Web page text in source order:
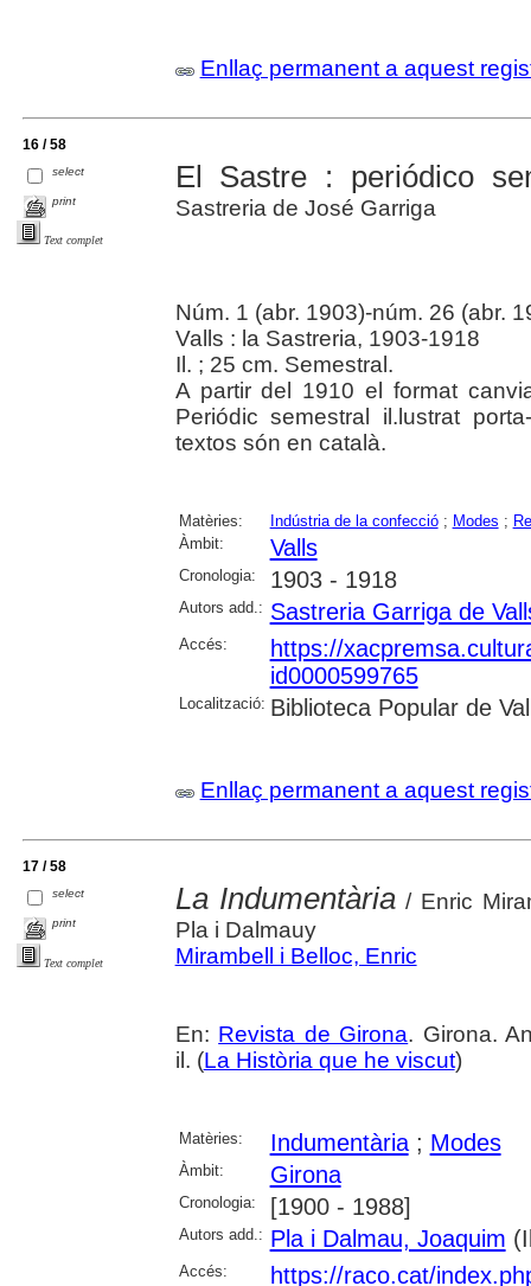
Enllaç permanent a aquest
16 / 58
select
print
Text complet
El Sastre : periódico
Sastreria de José Garriga
Núm. 1 (abr. 1903)-núm. 26 (abr.
Valls : la Sastreria, 1903-1918
Il. ; 25 cm. Semestral.
A partir del 1910 el format
Periódic semestral il.lustrat
textos són en català.
Matèries: Indústria de la confecció; Modes ;
Àmbit:
Valls
Cronologia: 1903 - 1918
Autors add.: Sastreria Garriga de
Accés:
https://
id0000599765
Localització: Biblioteca Popular de
Enllaç permanent a aquest
17 / 58
select
print
Text complet
La Indumentària / Enric
Pla i Dalmauy
Mirambell i Belloc, Enric
En: Revista de Girona. Girona.
il. (La Història que he viscut)
Matèries: Indumentària; Modes
Àmbit: Girona
Cronologia: [1900 - 1988]
Autors add.: Pla i Dalmau, Joaquim
Accés: https://raco.cat/